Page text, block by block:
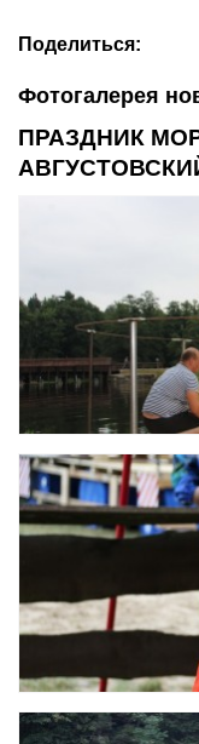
Поделиться:
Фотогалерея
ПРАЗДНИК